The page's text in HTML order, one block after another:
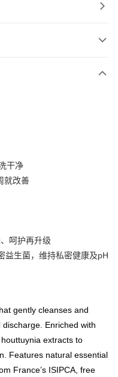
干净
就改善
呵护再升级
生菌，维持私密健康及pH
gently cleanses and
Enriched with
extracts to
Features natural essential
France’s ISIPCA, free